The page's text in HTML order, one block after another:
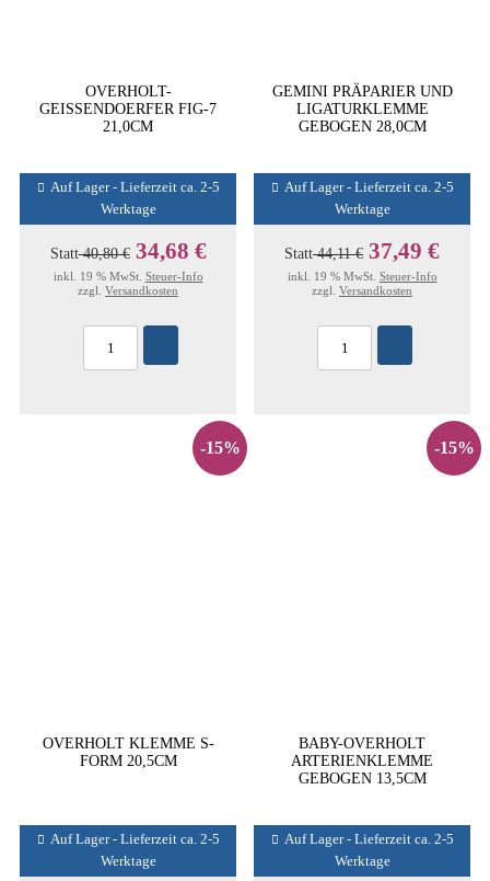
OVERHOLT-
GEISSENDOERFER FIG-7
21,0CM
Auf Lager - Lieferzeit ca. 2-5
Werktage
Statt40,80 € 34,68 €
inkl. 19 % MwSt. Steuer-Info
zzgl. Versandkosten
GEMINI PRÄPARIER UND
LIGATURKLEMME
GEBOGEN 28,0CM
Auf Lager - Lieferzeit ca. 2-5
Werktage
Statt44,11 € 37,49 €
inkl. 19 % MwSt. Steuer-Info
zzgl. Versandkosten
-15%
OVERHOLT KLEMME S-
FORM 20,5CM
Auf Lager - Lieferzeit ca. 2-5
Werktage
-15%
BABY-OVERHOLT
ARTERIENKLEMME
GEBOGEN 13,5CM
Auf Lager - Lieferzeit ca. 2-5
Werktage